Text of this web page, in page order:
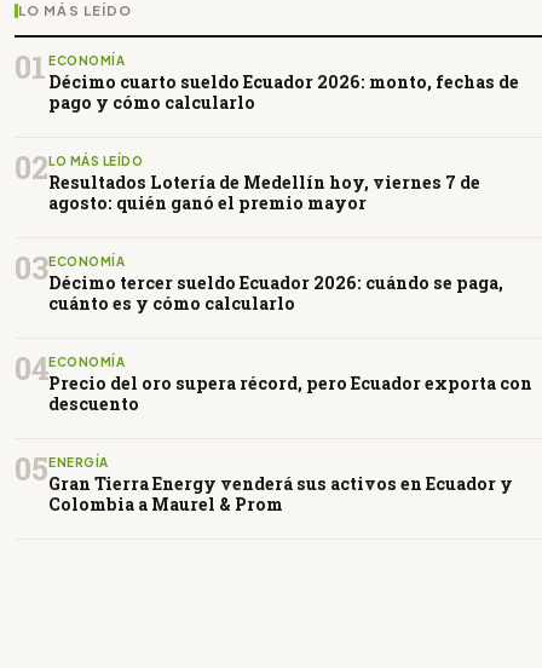
LO MÁS LEÍDO
01 ECONOMÍA
Décimo cuarto sueldo Ecuador 2026: monto, fechas de
pago y cómo calcularlo
02 LO MÁS LEÍDO
Resultados Lotería de Medellín hoy, viernes 7 de
agosto: quién ganó el premio mayor
03ECONOMÍA
Décimo tercer sueldo Ecuador 2026: cuándo se paga,
cuánto es y cómo calcularlo
04ECONOMÍA
Precio del oro supera récord, pero Ecuador exporta con
descuento
05 ENERGÍA
Gran Tierra Energy venderá sus activos en Ecuador y
Colombia a Maurel & Prom